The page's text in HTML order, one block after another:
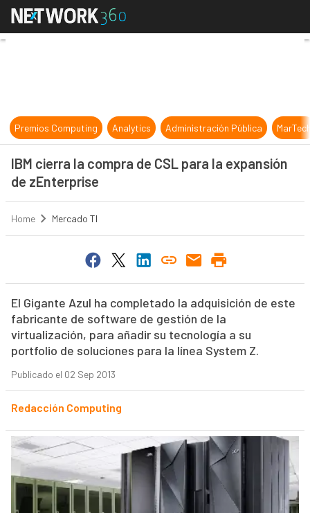
IBM cierra la compra de CSL para
Premios Computing Analytics Administración Pública
IBM cierra la compra de CSL para la expansión
de zEnterprise
Home Mercado TI
El Gigante Azul ha completado la adquisición de este
fabricante de software de gestión de la
virtualización, para añadir su tecnología a su
portfolio de soluciones para la línea System Z.
Publicado el 02 Sep 2013
Redacción Computing